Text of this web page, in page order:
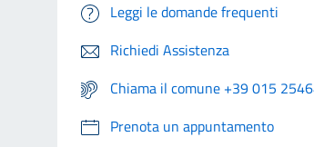
Leggi le domande frequenti
Richiedi Assistenza
Chiama il comune +39 015
Prenota un appuntamento